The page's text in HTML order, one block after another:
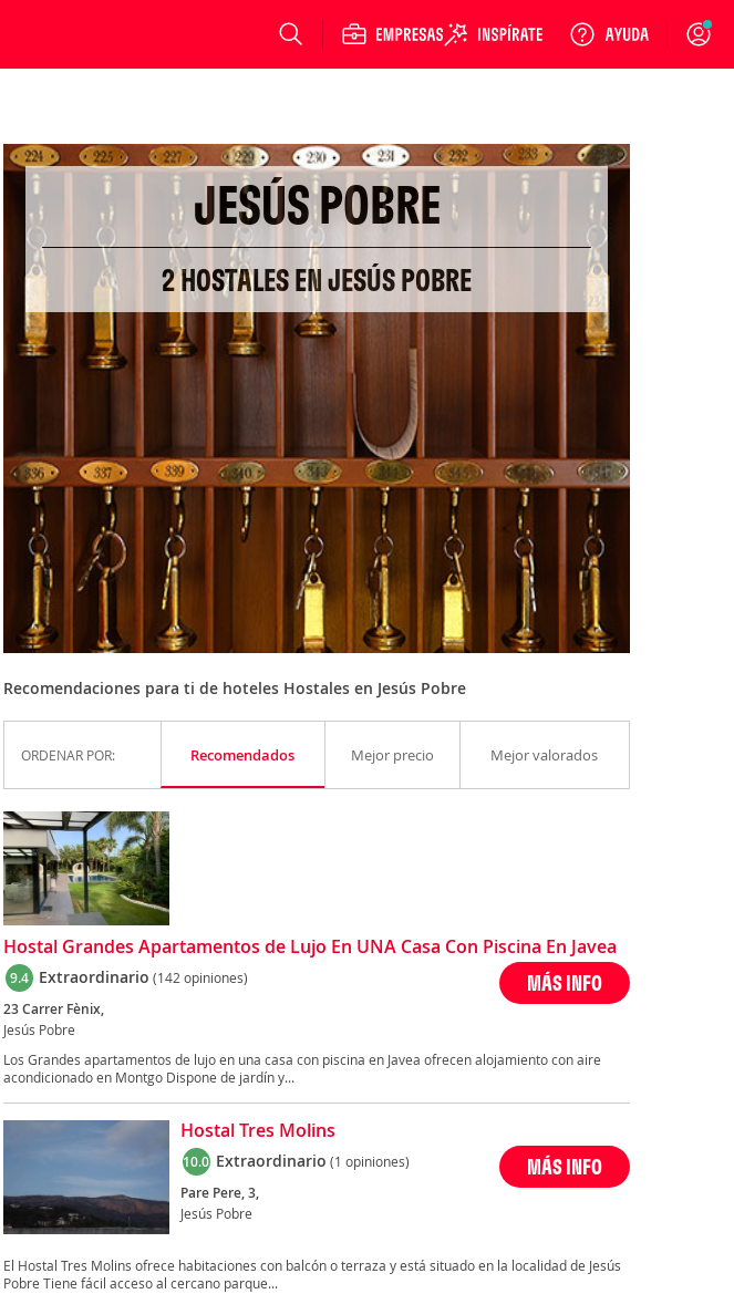
Login
JESÚS POBRE
2 HOSTALES EN JESÚS POBRE
Recomendaciones para ti de hoteles Hostales en Jesús Pobre
ORDENAR POR: Recomendados Mejor precio Mejor valorados
Hostal Grandes Apartamentos de Lujo En UNA Casa Con Piscina En Javea
9.4 Extraordinario (142 opiniones)
23 Carrer Fènix,
Jesús Pobre
MÁS INFO
Los Grandes apartamentos de lujo en una casa con piscina en Javea ofrecen alojamiento con aire
acondicionado en Montgo Dispone de jardín y...
Hostal Tres Molins
10.0 Extraordinario (1 opiniones)
Pare Pere, 3,
Jesús Pobre
MÁS INFO
El Hostal Tres Molins ofrece habitaciones con balcón o terraza y está situado en la localidad de Jesús
Pobre Tiene fácil acceso al cercano parque...